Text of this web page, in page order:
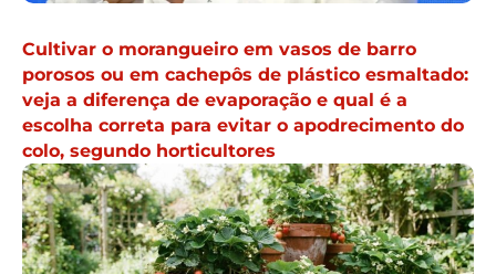
Cultivar o morangueiro em vasos de barro
porosos ou em cachepôs de plástico esmaltado:
veja a diferença de evaporação e qual é a
escolha correta para evitar o apodrecimento do
colo, segundo horticultores